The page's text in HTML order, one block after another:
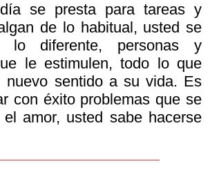
se presta para tareas y
de lo habitual, usted se
lo diferente, personas y
le estimulen, todo lo que
nuevo sentido a su vida. Es
con éxito problemas que se
amor, usted sabe hacerse